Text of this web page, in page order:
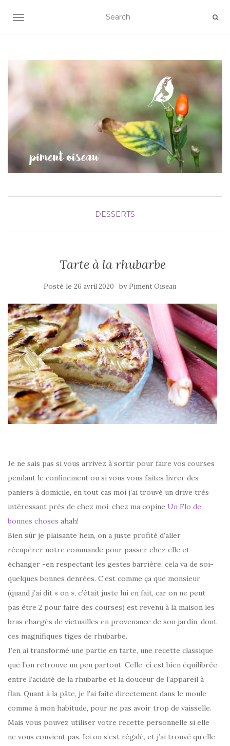
AFFICHER/MASQUER LA NAVIGATION
DESSERTS
Tarte à la rhubarbe
Posté le 26 avril 2020 by Piment Oiseau
Je ne sais pas si vous arrivez à sortir pour faire vos courses
pendant le confinement ou si vous vous faites livrer des
paniers à domicile, en tout cas moi j’ai trouvé un drive très
intéressant près de chez moi: chez ma copine Un Flo de
bonnes choses ahah!
Bien sûr je plaisante hein, on a juste profité d’aller
récupérer notre commande pour passer chez elle et
échanger -en respectant les gestes barrière, cela va de soi-
quelques bonnes denrées. C’est comme ça que monsieur
(quand j’ai dit « on », c’était juste lui en fait, car on ne peut
pas être 2 pour faire des courses) est revenu à la maison les
bras chargés de victuailles en provenance de son jardin, dont
ces magnifiques tiges de rhubarbe.
J’en ai transformé une partie en tarte, une recette classique
que l’on retrouve un peu partout. Celle-ci est bien équilibrée
entre l’acidité de la rhubarbe et la douceur de l’appareil à
flan. Quant à la pâte, je l’ai faite directement dans le moule
comme à mon habitude, pour ne pas avoir trop de vaisselle.
Mais vous pouvez utiliser votre recette personnelle si elle
ne vous convient pas. Ici on s’est régalé, et j’ai trouvé qu’elle